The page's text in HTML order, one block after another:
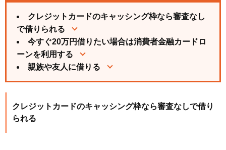
クレジットカードのキャッシング枠なら審査なし
で借りられる
今すぐ20万円借りたい場合は消費者金融カードロ
ーンを利用する
親族や友人に借りる
クレジットカードのキャッシング枠なら審査なしで借り
られる